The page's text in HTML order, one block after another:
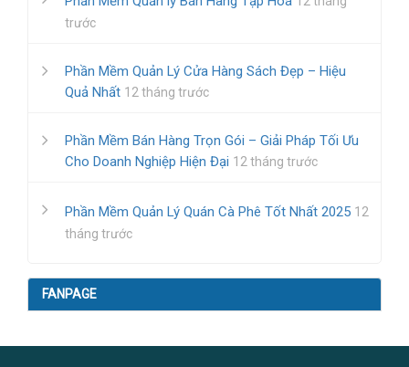
trước
Phần Mềm Quản Lý Cửa Hàng Sách Đẹp – Hiệu
Quả Nhất 12 tháng trước
Phần Mềm Bán Hàng Trọn Gói – Giải Pháp Tối Ưu
Cho Doanh Nghiệp Hiện Đại 12 tháng trước
Phần Mềm Quản Lý Quán Cà Phê Tốt Nhất 2025 12
tháng trước
FANPAGE